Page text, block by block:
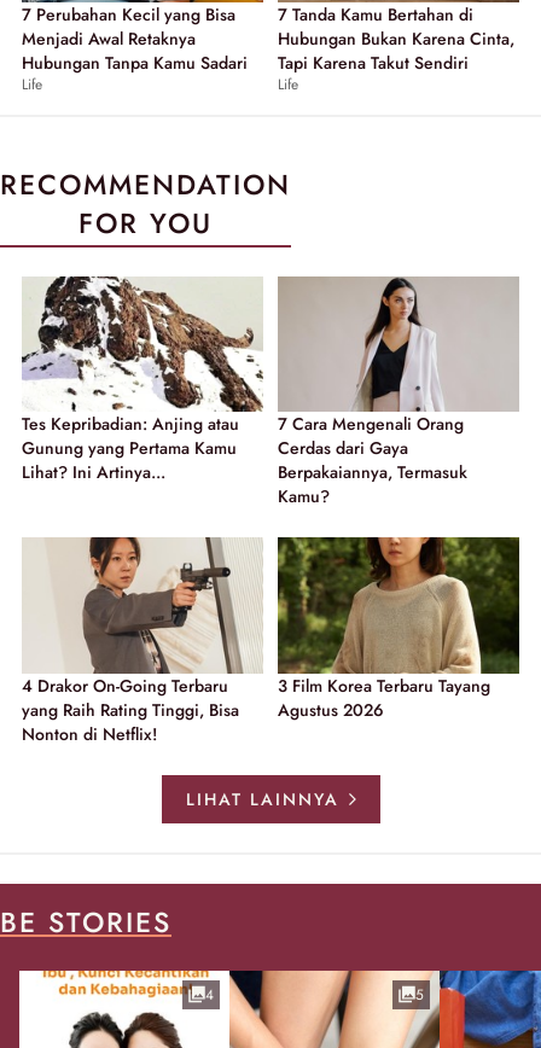
7 Perubahan Kecil yang Bisa
Menjadi Awal Retaknya
Hubungan Tanpa Kamu Sadari
Life
7 Tanda Kamu Bertahan di
Hubungan Bukan Karena Cinta,
Tapi Karena Takut Sendiri
Life
RECOMMENDATION
FOR YOU
Tes Kepribadian: Anjing atau
Gunung yang Pertama Kamu
Lihat? Ini Artinya...
7 Cara Mengenali Orang
Cerdas dari Gaya
Berpakaiannya, Termasuk
Kamu?
4 Drakor On-Going Terbaru
yang Raih Rating Tinggi, Bisa
Nonton di Netflix!
3 Film Korea Terbaru Tayang
Agustus 2026
LIHAT LAINNYA
BE STORIES
4 5